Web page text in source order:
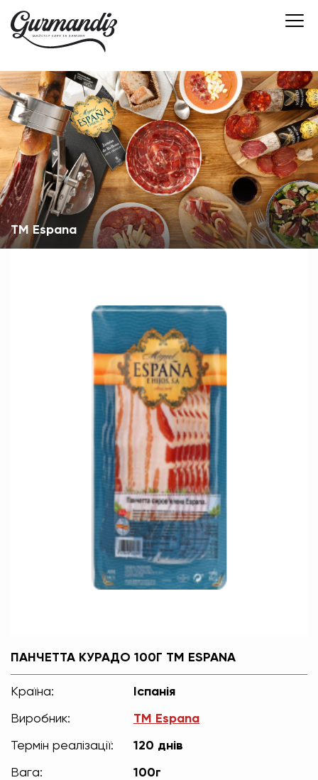
TM Espana
ПАНЧЕТТА КУРАДО 100Г TM ESPANA
Країна: Іспанія
Виробник: TM Espana
Термін реалізації: 120 днів
Вага: 100г